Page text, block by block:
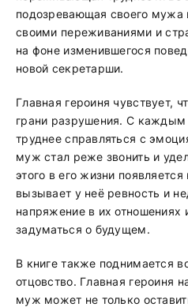
подозревающая своего мужа
своими переживаниями и
на фоне изменившегося
новой секретарши.
Главная героиня чувствует,
грани разрушения. С каждым
труднее справляться с
муж стал реже звонить и
этого в его жизни
вызывает у неё ревность и
напряжение в их отношениях
задуматься о будущем.
В книге также поднимается
отцовство. Главная героиня
муж может не только